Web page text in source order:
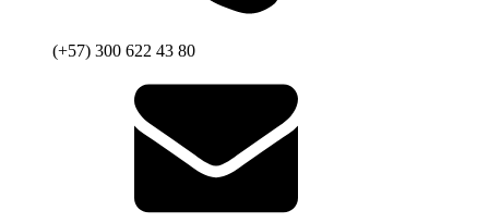
(+57) 300 622 43 80